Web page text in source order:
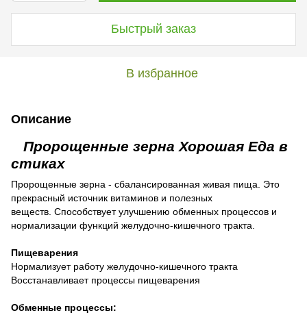
Быстрый заказ
В избранное
Описание
Пророщенные зерна Хорошая Еда в
стиках
Пророщенные зерна - сбалансированная живая пища. Это
прекрасный источник витаминов и полезных
веществ. Способствует улучшению обменных процессов и
нормализации функций желудочно-кишечного тракта.
Пищеварения
Нормализует работу желудочно-кишечного тракта
Восстанавливает процессы пищеварения
Обменные процессы: